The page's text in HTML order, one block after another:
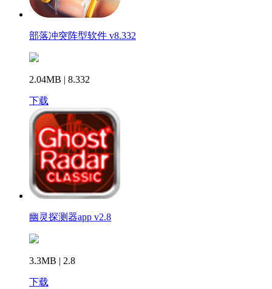
部落冲突阵型软件 v8.332
2.04MB | 8.332
下载
幽灵探测器app v2.8
3.3MB | 2.8
下载